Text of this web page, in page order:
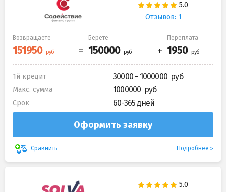
Отзывов: 1
Возвращаете Берете Переплата
1й кредит 30000 - 1000000
Макс. сумма 1000000
Срок 60-365 дней
Оформить заявку
Сравнить Подробнее